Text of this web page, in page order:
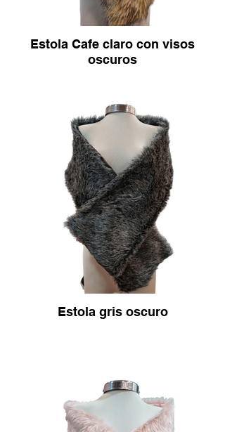
Estola Cafe claro con visos
oscuros
Estola gris oscuro